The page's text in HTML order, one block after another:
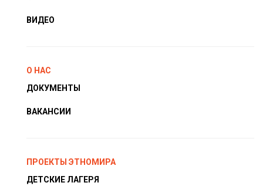
ВИДЕО
О НАС
ДОКУМЕНТЫ
ВАКАНСИИ
ПРОЕКТЫ ЭТНОМИРА
ДЕТСКИЕ ЛАГЕРЯ